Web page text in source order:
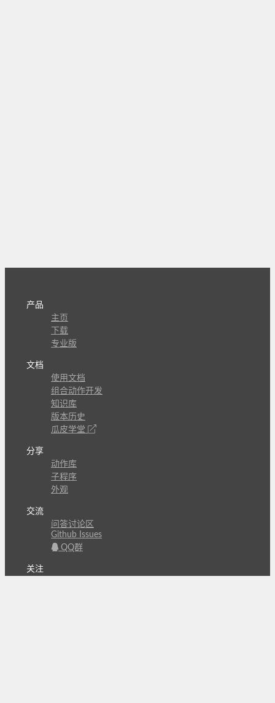
产品
主页
下载
专业版
文档
使用文档
组合动作开发
知识库
版本历史
瓜皮学堂
分享
动作库
子程序
外观
交流
问答讨论区
Github Issues
QQ群
关注